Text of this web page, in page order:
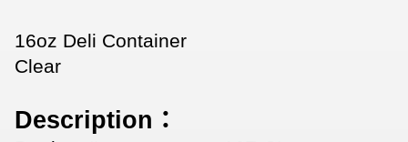
16oz Deli Container
Clear
Description：